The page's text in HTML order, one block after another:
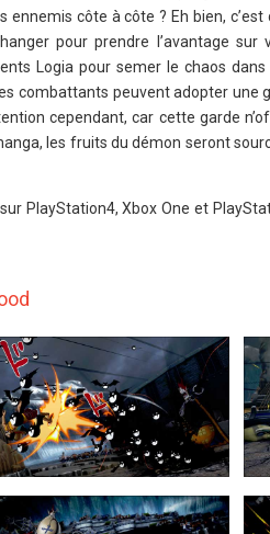
côte à côte ? Eh bien,
pour prendre l’avantage sur
Logia pour semer le chaos
combattants peuvent adopter
cependant, car cette garde
les fruits du démon seront
PlayStation4, Xbox One et